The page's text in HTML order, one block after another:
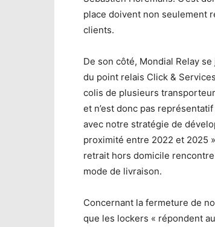
place doivent non seulement
clients.
De son côté, Mondial Relay
du point relais Click &
colis de plusieurs
et n’est donc pas
avec notre stratégie de
proximité entre 2022 et 2025
retrait hors domicile
mode de livraison.
Concernant la fermeture de
que les lockers « répondent